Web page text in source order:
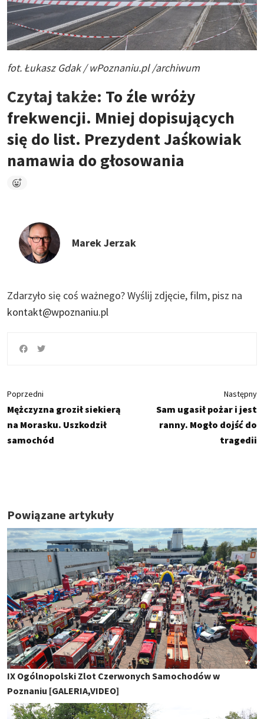
fot. Łukasz Gdak / wPoznaniu.pl /archiwum
Czytaj także: To źle wróży
frekwencji. Mniej dopisujących
się do list. Prezydent Jaśkowiak
namawia do głosowania
Marek Jerzak
Zdarzyło się coś ważnego?Wyślij zdjęcie, film, pisz na
kontakt@wpoznaniu.pl
Poprzedni
Mężczyzna groził siekierą
na Morasku. Uszkodził
samochód
Następny
Sam ugasił pożar i jest
ranny. Mogło dojść do
tragedii
Powiązane artykuły
IX Ogólnopolski Zlot Czerwonych Samochodów w
Poznaniu [GALERIA,VIDEO]